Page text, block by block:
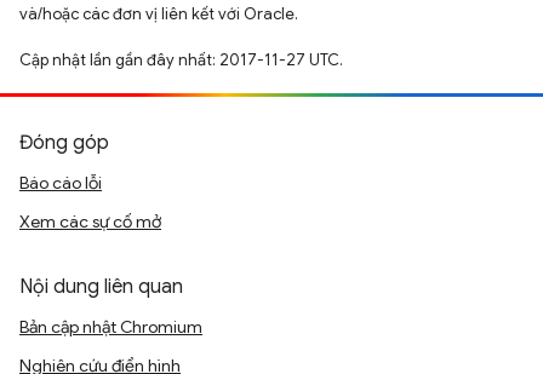
và/hoặc các đơn vị liên kết với Oracle.
Cập nhật lần gần đây nhất: 2017-11-27 UTC.
Đóng góp
Báo cáo lỗi
Xem các sự cố mở
Nội dung liên quan
Bản cập nhật Chromium
Nghiên cứu điển hình